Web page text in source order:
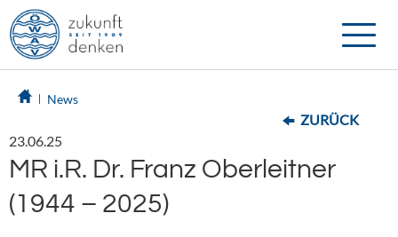
Toggle
News
ZURÜCK
23.06.25
MR i.R. Dr. Franz Oberleitner
(1944 – 2025)